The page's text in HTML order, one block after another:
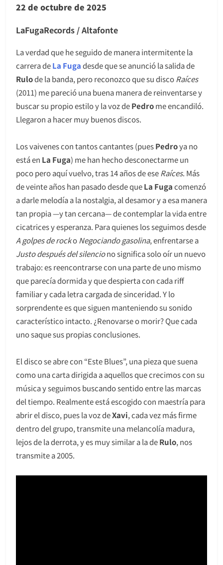
22 de octubre de 2025
LaFugaRecords / Altafonte
La verdad que he seguido de manera intermitente la
carrera deLa Fugadesde que se anunció la salida de
Rulode la banda, pero reconozco que su disco Raíces
(2011) me pareció una buena manera de reinventarse y
buscar su propio estilo y la voz dePedrome encandiló.
Llegaron a hacer muy buenos discos.
Los vaivenes con tantos cantantes (puesPedroya no
está en La Fuga) me han hecho desconectarme un
poco pero aquí vuelvo, tras 14 años de ese Raíces. Más
de veinte años han pasado desde queLa Fugacomenzó
a darle melodía a la nostalgia, al desamor y a esa manera
tan propia —y tan cercana— de contemplar la vida entre
cicatrices y esperanza. Para quienes los seguimos desde
A golpes de rocko Negociando gasolina, enfrentarse a
Justo después del silenciono significa solo oír un nuevo
trabajo: es reencontrarse con una parte de uno mismo
que parecía dormida y que despierta con cada riff
familiar y cada letra cargada de sinceridad. Y lo
sorprendente es que siguen manteniendo su sonido
característico intacto. ¿Renovarse o morir? Que cada
uno saque sus propias conclusiones.
El disco se abre con “Este Blues”, una pieza que suena
como una carta dirigida a aquellos que crecimos con su
música y seguimos buscando sentido entre las marcas
del tiempo. Realmente está escogido con maestría para
abrir el disco, pues la voz deXavi, cada vez más firme
dentro del grupo, transmite una melancolía madura,
lejos de la derrota, y es muy similar a la deRulo, nos
transmite a 2005.